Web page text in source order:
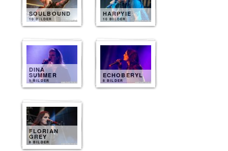
SOULBOUND
10 BILDER
HARPYIE
10 BILDER
DINA
SUMMER
9 BILDER
ECHOBERYL
8 BILDER
FLORIAN
GREY
8 BILDER